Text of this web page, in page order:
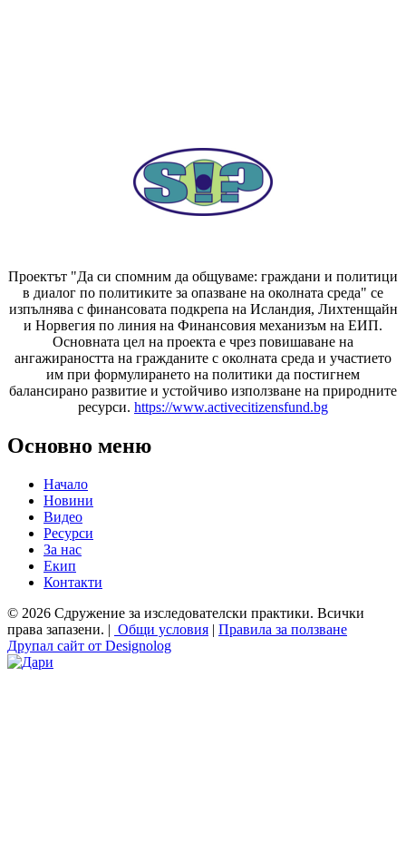
Проектът "Да си спомним да общуваме: граждани и политици
в диалог по политиките за опазване на околната среда" се
изпълнява с финансовата подкрепа на Исландия, Лихтенщайн
и Норвегия по линия на Финансовия механизъм на ЕИП.
Основната цел на проекта е чрез повишаване на
ангажираността на гражданите с околната среда и участието
им при формулирането на политики да постигнем
балансирано развитие и устойчиво използване на природните
ресурси. https://www.activecitizensfund.bg
Основно меню
Начало
Новини
Видео
Ресурси
За нас
Екип
Контакти
© 2026 Сдружение за изследователски практики. Всички
права запазени. | Общи условия | Правила за ползване
Друпал сайт от Designolog